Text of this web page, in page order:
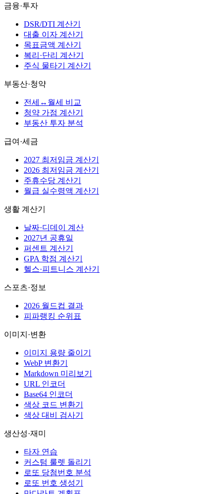
금융·투자
DSR/DTI 계산기
대출 이자 계산기
목표금액 계산기
복리·단리 계산기
주식 물타기 계산기
부동산·청약
전세↔월세 비교
청약 가점 계산기
부동산 투자 분석
급여·세금
2027 최저임금 계산기
2026 최저임금 계산기
주휴수당 계산기
월급 실수령액 계산기
생활 계산기
날짜·디데이 계산
2027년 공휴일
퍼센트 계산기
GPA 학점 계산기
헬스·피트니스 계산기
스포츠·정보
2026 월드컵 결과
피파랭킹 순위표
이미지·변환
이미지 용량 줄이기
WebP 변환기
Markdown 미리보기
URL 인코더
Base64 인코더
색상 코드 변환기
색상 대비 검사기
생산성·재미
타자 연습
커스텀 룰렛 돌리기
로또 당첨번호 분석
로또 번호 생성기